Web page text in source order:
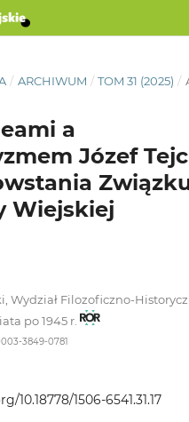
/ ARCHIWUM / TOM 31 (2025) /
a
Józef
Wiejskiej
Wydział Filozoficzno-
po 1945 r.
3849-0781
10.18778/1506-6541.31.17